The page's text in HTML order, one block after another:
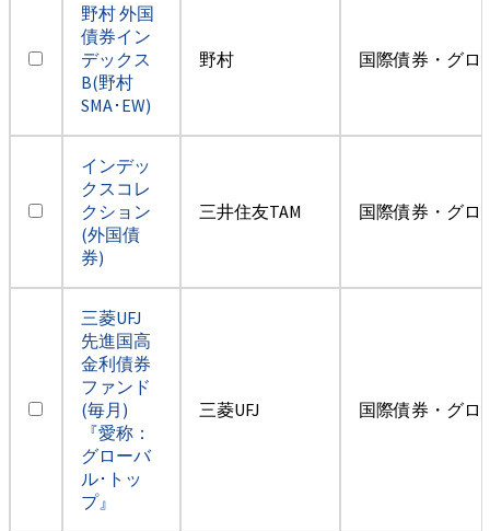
野村 外国
債券イン
デックス
B(野村
SMA･EW)
野村 国際債券・グロ
インデッ
クスコレ
クション
(外国債
券)
三井住友TAM 国際債券・グロ
三菱UFJ
先進国高
金利債券
ファンド
(毎月)
『愛称：
グローバ
ル･トッ
プ』
三菱UFJ 国際債券・グロ